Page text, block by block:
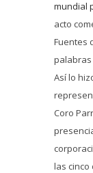
mundial
acto
Fuentes
palabras
Así lo
Coro
las cinco